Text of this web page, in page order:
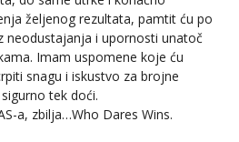
željenog rezultata, pamtit ću po
neodustajanja i upornosti unatoč
Imam uspomene koje ću
snagu i iskustvo za brojne
tek doći.
a, zbilja…Who Dares Wins.